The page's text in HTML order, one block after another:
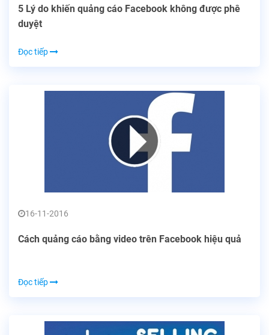
5 Lý do khiến quảng cáo Facebook không được phê
duyệt
Đọc tiếp
16-11-2016
Cách quảng cáo bằng video trên Facebook hiệu quả
Đọc tiếp